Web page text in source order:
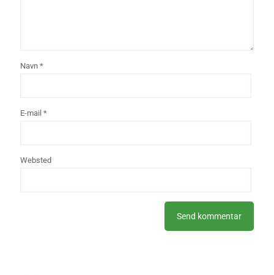
Navn *
E-mail *
Websted